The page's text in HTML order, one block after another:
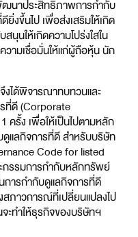
ฒนาประสิทธิภาพการกำกับ
งขึ้นไป เพื่อส่งเสริมให้เกิด
นให้เกิดความโปร่งใสใน
วามเชื่อมั่นให้แก่ผู้ถือหุ้น นัก
ได้พิจารณาทบทวนและ
ที่ดี (Corporate
ครั้ง เพื่อให้เป็นไปตามหลัก
แลกิจการที่ดี สำหรับบริษัท
Code for listed
กรรมการกำกับหลักทรัพย์
การกำกับดูแลกิจการที่ดี
ภาวการณ์ที่เปลี่ยนแปลงไป
ะทำให้ธุรกิจของบริษัทฯ